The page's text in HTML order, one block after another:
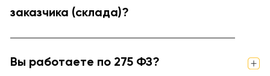
заказчика (склада)?
Вы работаете по 275 ФЗ?